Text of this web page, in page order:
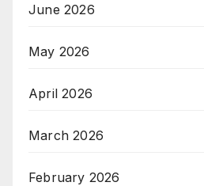
June 2026
May 2026
April 2026
March 2026
February 2026